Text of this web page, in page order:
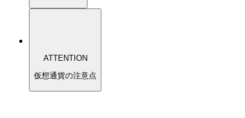
ATTENTION
仮想通貨の注意点